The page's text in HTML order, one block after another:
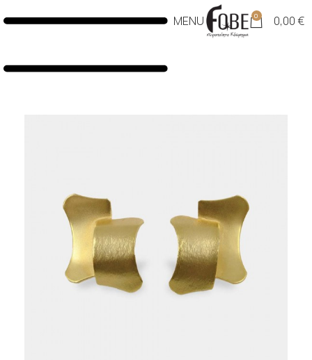
MENU 0 0,00€